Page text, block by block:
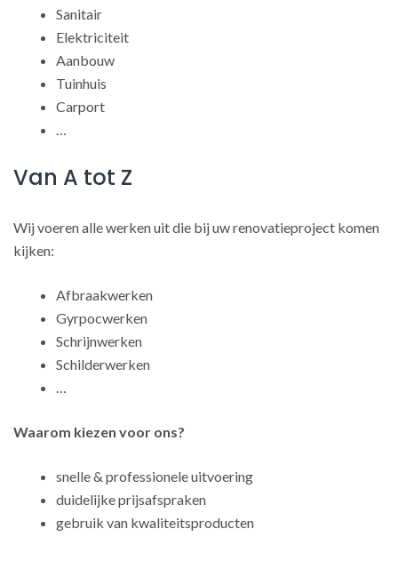
Sanitair
Elektriciteit
Aanbouw
Tuinhuis
Carport
…
Van A tot Z
Wij voeren alle werken uit die bij uw renovatieproject komen
kijken:
Afbraakwerken
Gyrpocwerken
Schrijnwerken
Schilderwerken
…
Waarom kiezen voor ons?
snelle & professionele uitvoering
duidelijke prijsafspraken
gebruik van kwaliteitsproducten